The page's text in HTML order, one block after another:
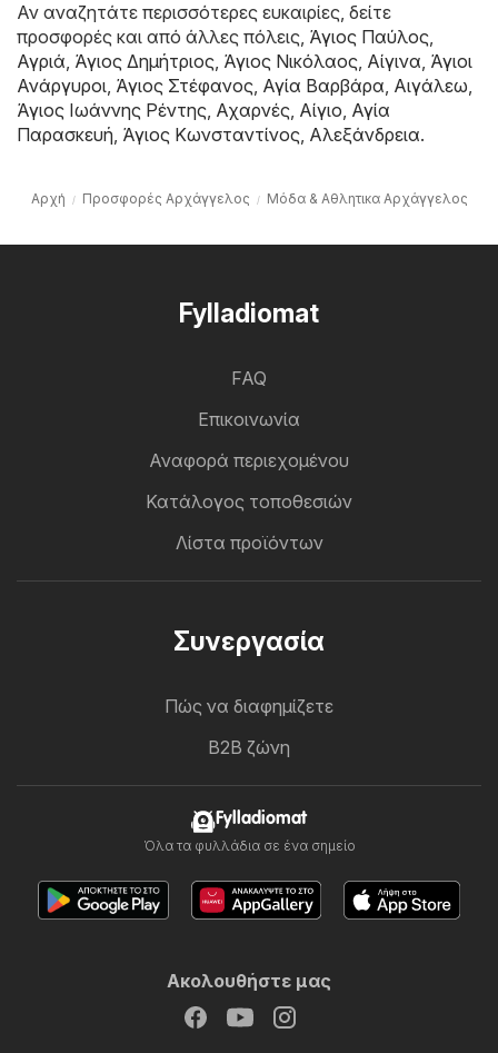
Αν αναζητάτε περισσότερες ευκαιρίες, δείτε
προσφορές και από άλλες πόλεις, Άγιος Παύλος,
Αγριά, Άγιος Δημήτριος, Άγιος Νικόλαος, Αίγινα, Άγιοι
Ανάργυροι, Άγιος Στέφανος, Αγία Βαρβάρα, Αιγάλεω,
Άγιος Ιωάννης Ρέντης, Αχαρνές, Αίγιο, Αγία
Παρασκευή, Άγιος Κωνσταντίνος, Αλεξάνδρεια.
Αρχή Προσφορές Αρχάγγελος Μόδα & Aθλητικα Αρχάγγελος
Fylladiomat
FAQ
Επικοινωνία
Αναφορά περιεχομένου
Κατάλογος τοποθεσιών
Λίστα προϊόντων
Συνεργασία
Πώς να διαφημίζετε
B2B ζώνη
Fylladiomat
Όλα τα φυλλάδια σε ένα σημείο
Ακολουθήστε μας